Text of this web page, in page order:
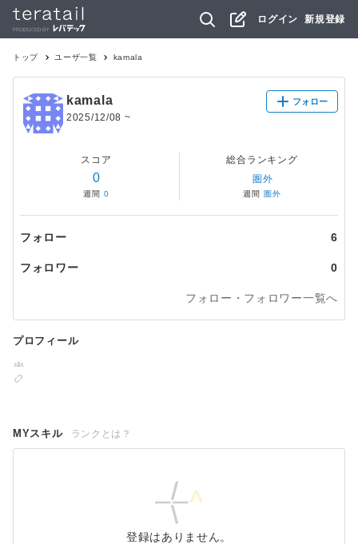
ログイン 新規登録
トップ ユーザ一覧 kamala
kamala
2025/12/08 ~
フォロー
スコア
0
週間 0
総合ランキング
圏外
週間 圏外
フォロー 6
フォロワー 0
フォロー・フォロワー一覧へ
プロフィール
MYスキル ランクとは？
登録はありません。